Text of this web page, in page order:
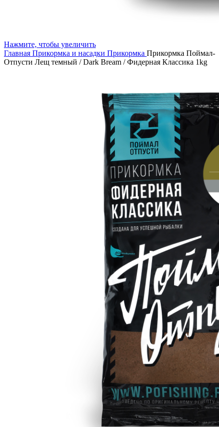
Нажмите, чтобы увеличить
Главная Прикормка и насадки Прикормка Прикормка Поймал-
Отпусти Лещ темный / Dark Bream / Фидерная Классика 1kg